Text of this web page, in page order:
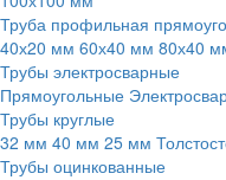
Труба профильная
40х20 мм 60х40 мм 80х40
Трубы электросварные
Прямоугольные
Трубы круглые
32 мм 40 мм 25 мм
Трубы оцинкованные